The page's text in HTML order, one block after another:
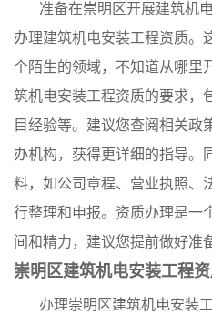
准备在崇明区开展建筑机
办理建筑机电安装工程资质。
个陌生的领域，不知道从哪里
筑机电安装工程资质的要求，
目经验等。建议您查阅相关政
办机构，获得更详细的指导。
料，如公司章程、营业执照、
行整理和申报。资质办理是一
间和精力，建议您提前做好准
崇明区建筑机电安装工程
办理崇明区建筑机电安装